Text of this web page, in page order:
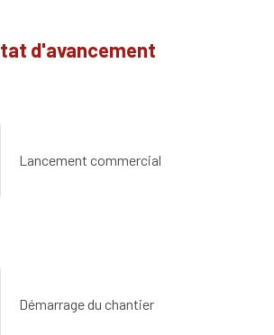
d'avancement
Lancement commercial
Démarrage du chantier